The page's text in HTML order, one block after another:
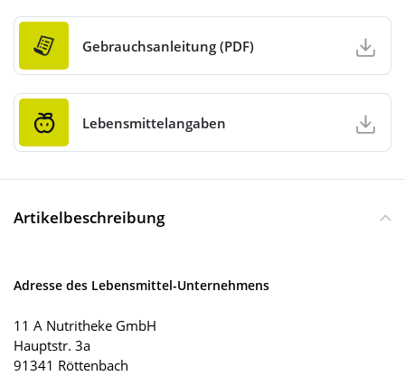
Gebrauchsanleitung (PDF)
Lebensmittelangaben
Artikelbeschreibung
Adresse des Lebensmittel-Unternehmens
11 A Nutritheke GmbH
Hauptstr. 3a
91341 Röttenbach